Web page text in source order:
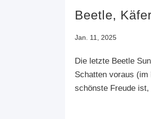
Beetle,
Jan. 11, 2025
Die letzte Beetle
Schatten voraus
schönste Freude